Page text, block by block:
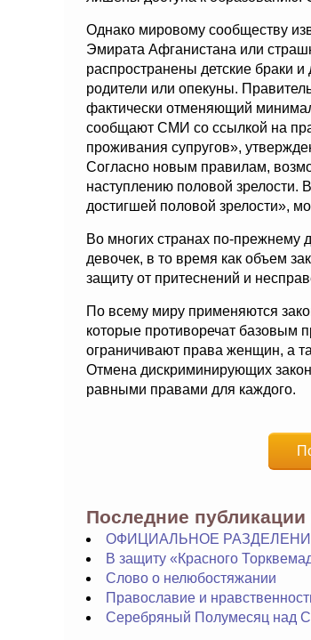
Однако мировому сообществу
Эмирата Афганистана или
распространены детские браки
родители или опекуны.
фактически отменяющий
сообщают СМИ со ссылкой на
проживания супругов»,
Согласно новым правилам,
наступлению половой зрелости.
достигшей половой зрелости»,
Во многих странах по-прежнему
девочек, в то время как объем
защиту от притеснений и
По всему миру применяются
которые противоречат базовым
ограничивают права женщин, а
Отмена дискриминирующих
равными правами для каждого.
Последние
ОФИЦИАЛЬНОЕ
В защиту «Красного
Слово о нелюбостяжании
Православие и
Серебряный Полумесяц над